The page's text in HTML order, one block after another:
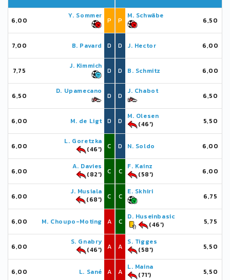
6,00
Y. Sommer
P
7,00 B. Pavard D
7,75
J. Kimmich
D
6,50
D. Upamecano
D
6,00 M. de Ligt D
6,00
L. Goretzka
(46')
C
6,00
A. Davies
(82')
C
6,00
J. Musiala
(68')
C
6,00 M. Choupo-Moting A
6,00
S. Gnabry
(46')
A
6,00 L. Sané A
P
M. Schwäbe
6,50
D J. Hector 6,00
D B. Schmitz 6,00
D
J. Chabot
6,50
D
M. Olesen
(46')
5,50
D N. Soldo 6,00
C
F. Kainz
(58')
6,00
C
E. Skhiri
6,75
C
D. Huseinbasic
(46')
5,75
A
S. Tigges
(58')
5,50
A
L. Maina
(71')
5,50